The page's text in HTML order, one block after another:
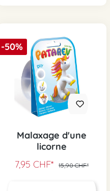
-50%
Malaxage d'une
licorne
7,95 CHF*
15,90 CHF*